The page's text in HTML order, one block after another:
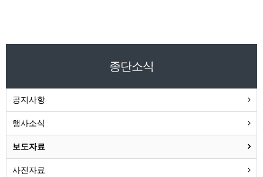
종단소식
공지사항
행사소식
보도자료
사진자료